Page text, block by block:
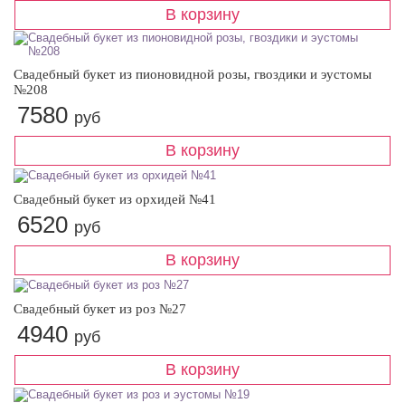
Свадебный букет из пионовидной розы, гвоздики и эустомы
№208
7580 руб
Свадебный букет из орхидей №41
6520 руб
Свадебный букет из роз №27
4940 руб